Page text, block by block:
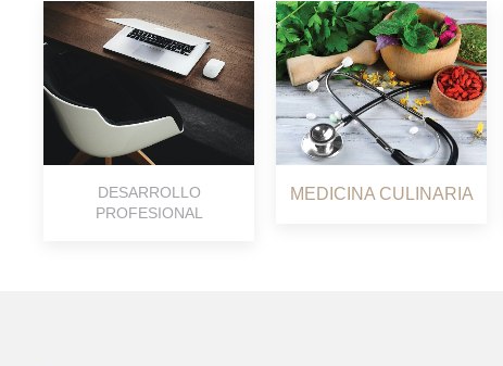
DESARROLLO
PROFESIONAL
MEDICINA CULINARIA